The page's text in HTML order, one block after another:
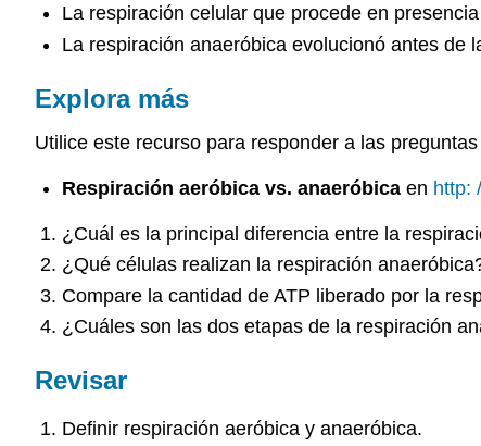
La respiración celular que procede en
La respiración anaeróbica evolucionó antes de
Explora más
Utilice este recurso para responder a las
Respiración aeróbica vs. anaeróbicaen http:
¿Cuál es la principal diferencia entre la
¿Qué células realizan la respiración
Compare la cantidad de ATP liberado por la
¿Cuáles son las dos etapas de la respiración
Revisar
Definir respiración aeróbica y anaeróbica.